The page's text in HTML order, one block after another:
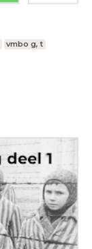
vmbo g, t